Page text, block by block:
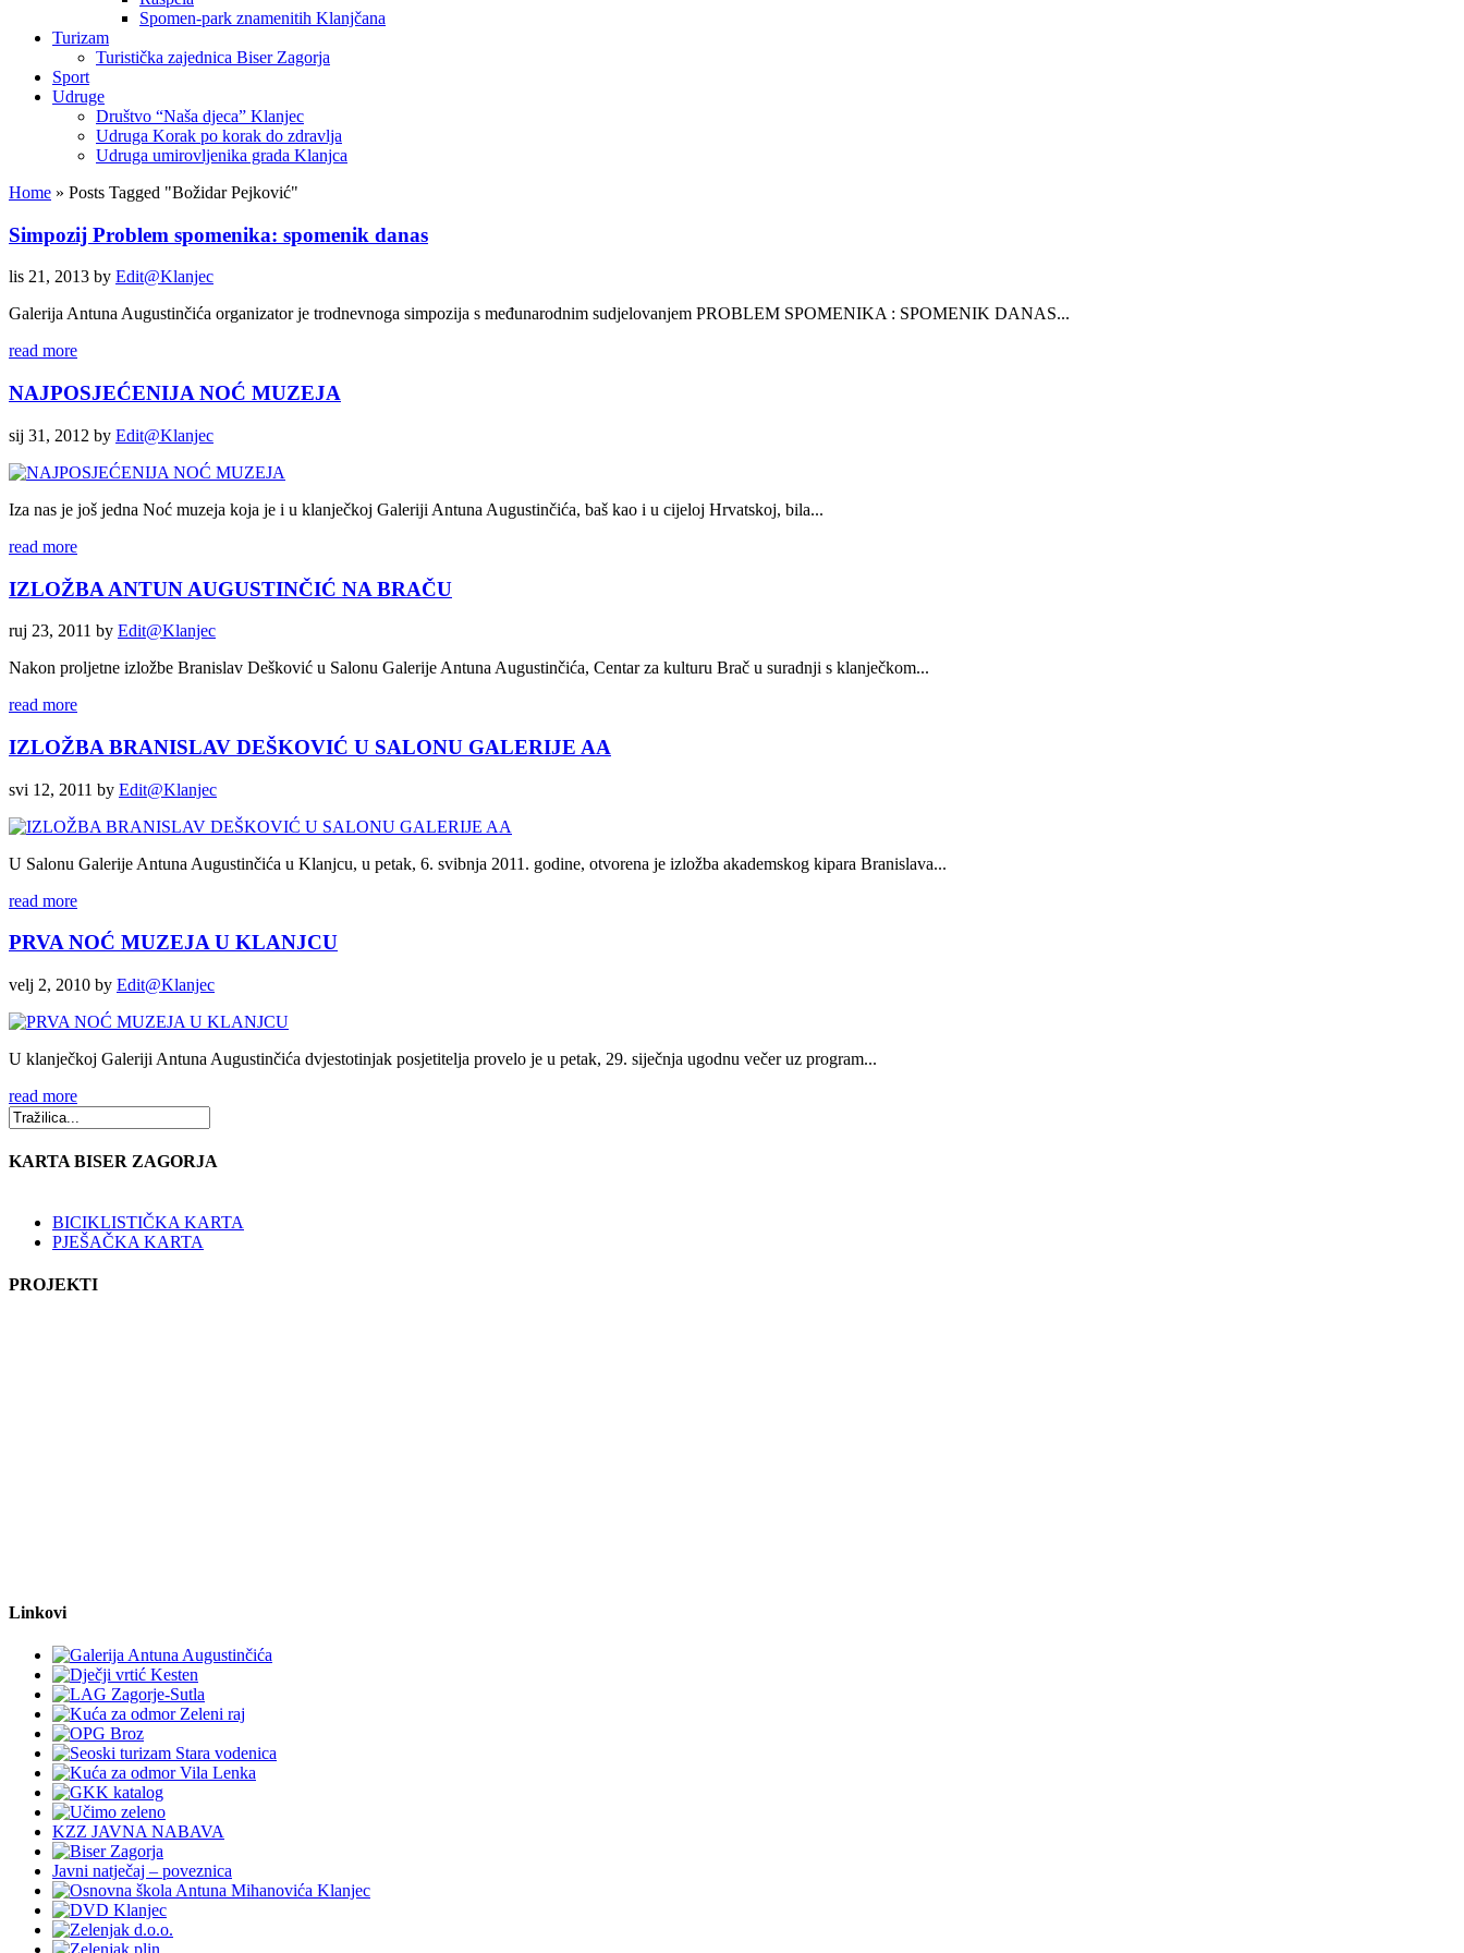
Spomen-park znamenitih Klanjčana
Turizam
Turistička zajednica Biser Zagorja
Sport
Udruge
Društvo “Naša djeca” Klanjec
Udruga Korak po korak do zdravlja
Udruga umirovljenika grada Klanjca
Home » Posts Tagged "Božidar Pejković"
Simpozij Problem spomenika: spomenik danas
lis 21, 2013 by Edit@Klanjec
Galerija Antuna Augustinčića organizator je trodnevnoga simpozija s međunarodnim sudjelovanjem PROBLEM SPOMENIKA : SPOMENIK DANAS...
read more
NAJPOSJEĆENIJA NOĆ MUZEJA
sij 31, 2012 by Edit@Klanjec
Iza nas je još jedna Noć muzeja koja je i u klanječkoj Galeriji Antuna Augustinčića, baš kao i u cijeloj Hrvatskoj, bila...
read more
IZLOŽBA ANTUN AUGUSTINČIĆ NA BRAČU
ruj 23, 2011 by Edit@Klanjec
Nakon proljetne izložbe Branislav Dešković u Salonu Galerije Antuna Augustinčića, Centar za kulturu Brač u suradnji s klanječkom...
read more
IZLOŽBA BRANISLAV DEŠKOVIĆ U SALONU GALERIJE AA
svi 12, 2011 by Edit@Klanjec
U Salonu Galerije Antuna Augustinčića u Klanjcu, u petak, 6. svibnja 2011. godine, otvorena je izložba akademskog kipara Branislava...
read more
PRVA NOĆ MUZEJA U KLANJCU
velj 2, 2010 by Edit@Klanjec
U klanječkoj Galeriji Antuna Augustinčića dvjestotinjak posjetitelja provelo je u petak, 29. siječnja ugodnu večer uz program...
read more
KARTA BISER ZAGORJA
BICIKLISTIČKA KARTA
PJEŠAČKA KARTA
PROJEKTI
Linkovi
KZZ JAVNA NABAVA
Javni natječaj – poveznica